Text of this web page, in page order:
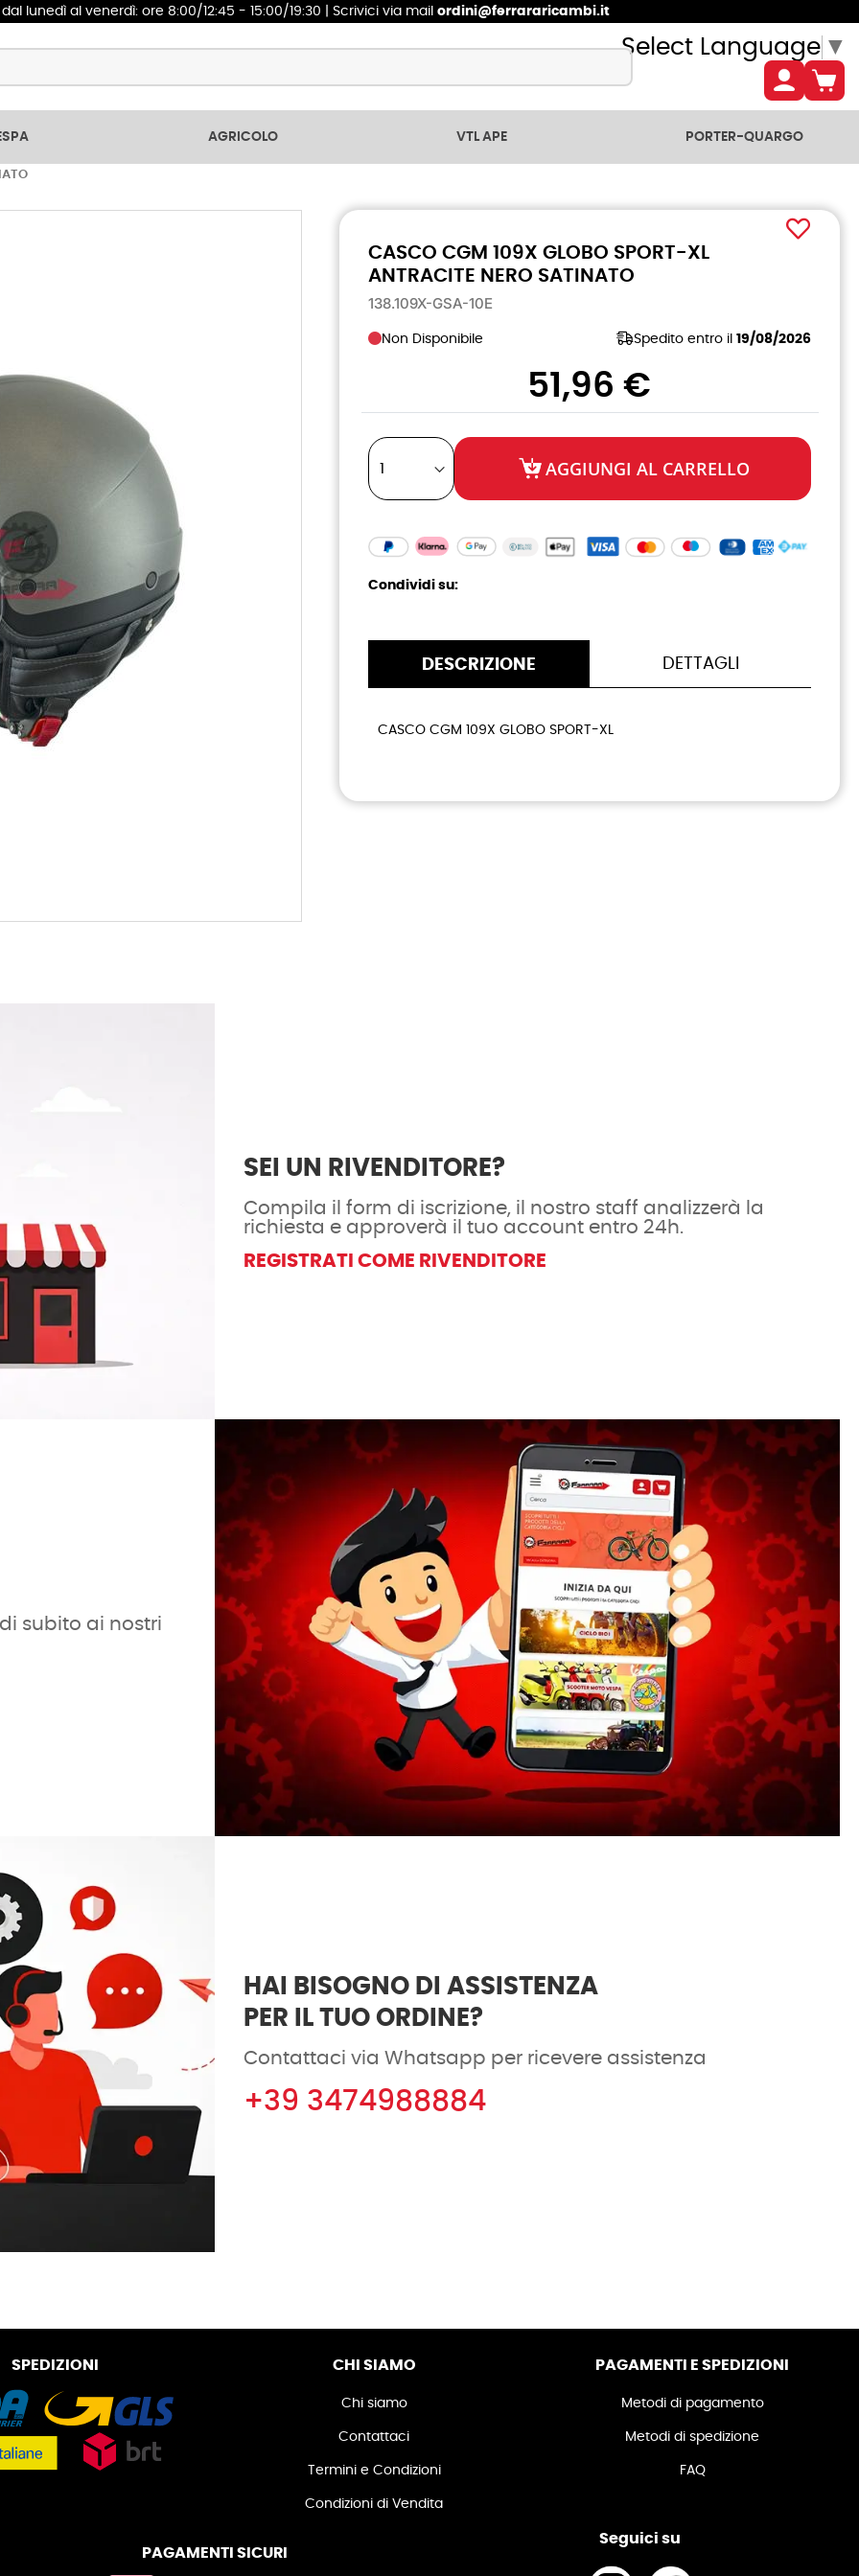
dal lunedì al venerdì: ore 8:00/12:45 - 15:00/19:30 | Scrivici via mail ordini@ferrararicambi.it
Select Language ▼
AGRICOLO VTL APE PORTER-QUARGO
CASCO CGM 109X GLOBO SPORT-XL
ANTRACITE NERO SATINATO
138.109X-GSA-10E
Non Disponibile Spedito entro il 19/08/2026
51,96 €
AGGIUNGI AL CARRELLO
Condividi su:
DESCRIZIONE
CASCO CGM 109X GLOBO SPORT-XL
DETTAGLI
SEI UN RIVENDITORE?
Compila il form di iscrizione, il nostro staff analizzerà la
richiesta e approverà il tuo account entro 24h.
REGISTRATI COME RIVENDITORE
subito ai nostri
HAI BISOGNO DI ASSISTENZA
PER IL TUO ORDINE?
Contattaci via Whatsapp per ricevere assistenza
+39 3474988884
SPEDIZIONI CHI SIAMO
Chi siamo
Contattaci
Termini e Condizioni
Condizioni di Vendita
PAGAMENTI E SPEDIZIONI
Metodi di pagamento
Metodi di spedizione
FAQ
PAGAMENTI SICURI
Seguici su